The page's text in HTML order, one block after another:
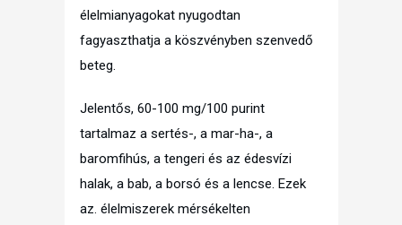
élelmianyagokat nyugodtan
fagyaszthatja a köszvényben szenvedő
beteg.
Jelentős, 60-100 mg/100 purint
tartalmaz a sertés-, a mar-ha-, a
baromfihús, a tengeri és az édesvízi
halak, a bab, a borsó és a lencse. Ezek
az. élelmiszerek mérsékelten